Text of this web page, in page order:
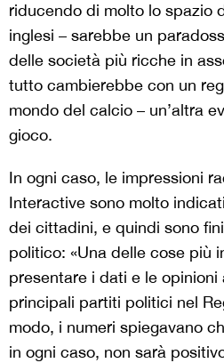
riducendo di molto lo spazio
inglesi – sarebbe un
delle società più ricche in
tutto cambierebbe con un
mondo del calcio – un’altra
gioco.
In ogni caso, le impressioni
Interactive sono molto
dei cittadini, e quindi sono
politico: «Una delle cose più
presentare i dati e le
principali partiti politici nel
modo, i numeri spiegavano
in ogni caso, non sarà